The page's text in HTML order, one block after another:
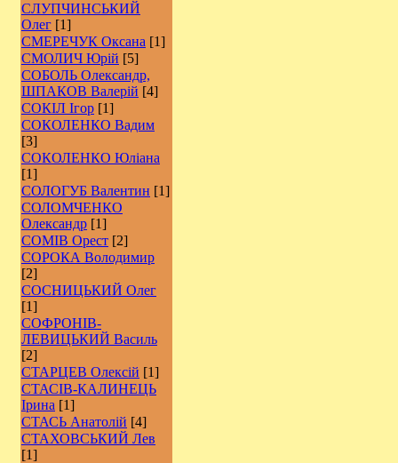
СЛУПЧИНСЬКИЙ
Олег [1]
СМЕРЕЧУК Оксана [1]
СМОЛИЧ Юрій [5]
СОБОЛЬ Олександр,
ШПАКОВ Валерій [4]
СОКІЛ Ігор [1]
СОКОЛЕНКО Вадим
[3]
СОКОЛЕНКО Юліана
[1]
СОЛОГУБ Валентин [1]
СОЛОМЧЕНКО
Олександр [1]
СОМІВ Орест [2]
СОРОКА Володимир
[2]
СОСНИЦЬКИЙ Олег
[1]
СОФРОНІВ-
ЛЕВИЦЬКИЙ Василь
[2]
СТАРЦЕВ Олексій [1]
СТАСІВ-КАЛИНЕЦЬ
Ірина [1]
СТАСЬ Анатолій [4]
СТАХОВСЬКИЙ Лев
[1]